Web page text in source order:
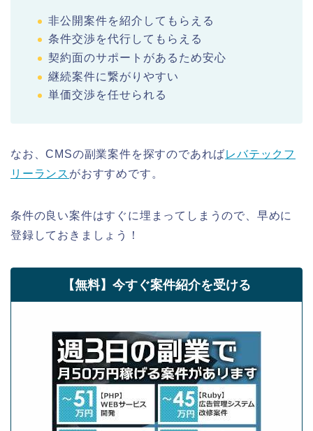
非公開案件を紹介してもらえる
条件交渉を代行してもらえる
契約面のサポートがあるため安心
継続案件に繋がりやすい
単価交渉を任せられる
なお、CMSの副業案件を探すのであればレバテックフ
リーランス がおすすめです。
条件の良い案件はすぐに埋まってしまうので、早めに
登録しておきましょう！
【無料】今すぐ案件紹介を受ける